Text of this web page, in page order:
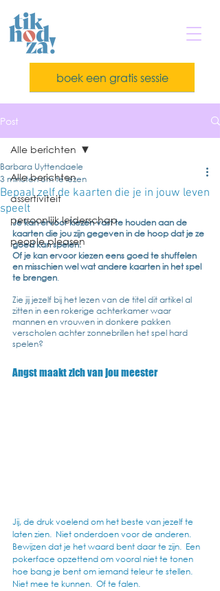
boek een gratis sessie
Post
Alle berichten
assertiviteit
persoonlijk leiderschap
people pleasen
Alle berichten
Bepaal zelf de kaarten die je in jouw leven
speelt
Barbara Uyttendaele
3 minuten om te lezen
Je kan ervoor kiezen vast te houden aan de
kaarten die jou zijn gegeven in de hoop dat je ze
goed kan spelen.
Of je kan ervoor kiezen eens goed te shuffelen
en misschien wel wat andere kaarten in het spel
te brengen.
Zie jij jezelf bij het lezen van de titel dit artikel al
zitten in een rokerige achterkamer waar
mannen en vrouwen in donkere pakken
verscholen achter zonnebrillen het spel hard
spelen?
Angst maakt zich van jou meester
Jij, de druk voelend om het beste van jezelf te
laten zien.  Niet onderdoen voor de anderen.
Bewijzen dat je het waard bent daar te zijn.  Een
pokerface opzettend om vooral niet te tonen
hoe bang je bent om iemand teleur te stellen.
Niet mee te kunnen.  Of te falen.